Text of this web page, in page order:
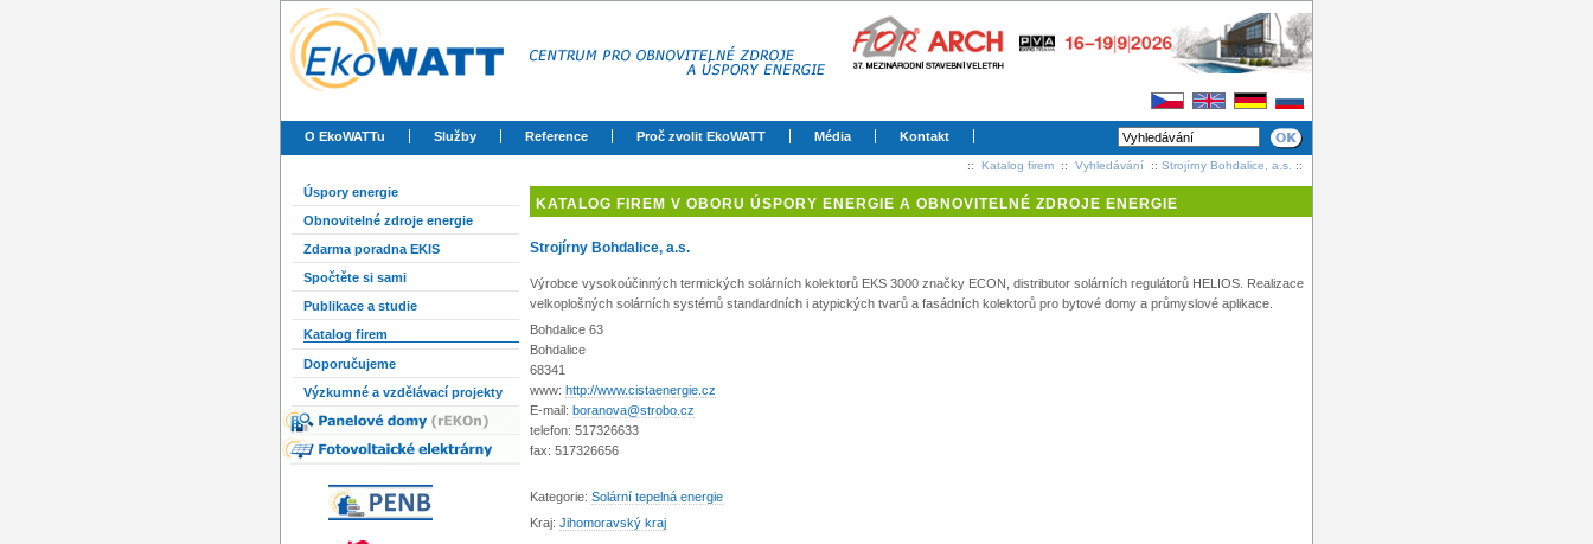
O EkoWATTu Služby Reference Proč zvolit EkoWATT Média Kontakt
:: Katalog firem :: Vyhledávání :: Strojírny Bohdalice, a.s. ::
Úspory energie
Obnovitelné zdroje energie
Zdarma poradna EKIS
Spočtěte si sami
Publikace a studie
Katalog firem
Doporučujeme
Výzkumné a vzdělávací projekty
KATALOG FIREM V OBORU ÚSPORY ENERGIE A OBNOVITELNÉ ZDROJE ENERGIE
Strojírny Bohdalice, a.s.
Výrobce vysokoúčinných termických solárních kolektorů EKS 3000 značky ECON, distributor solárních regulátorů HELIOS. Realizace
velkoplošných solárních systémů standardních i atypických tvarů a fasádních kolektorů pro bytové domy a průmyslové aplikace.
Bohdalice 63
Bohdalice
68341
www: http://www.cistaenergie.cz
E-mail: boranova@strobo.cz
telefon: 517326633
fax: 517326656
Kategorie: Solární tepelná energie
Kraj: Jihomoravský kraj